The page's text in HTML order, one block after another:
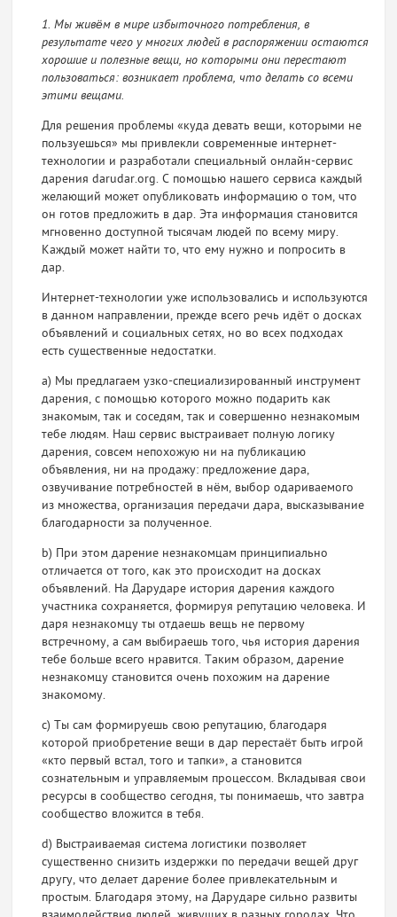
1. Мы живём в мире избыточного потребления, в
результате чего у многих людей в распоряжении остаются
хорошие и полезные вещи, но которыми они перестают
пользоваться: возникает проблема, что делать со всеми
этими вещами.
Для решения проблемы «куда девать вещи, которыми не
пользуешься» мы привлекли современные интернет-
технологии и разработали специальный онлайн-сервис
дарения darudar.org. С помощью нашего сервиса каждый
желающий может опубликовать информацию о том, что
он готов предложить в дар. Эта информация становится
мгновенно доступной тысячам людей по всему миру.
Каждый может найти то, что ему нужно и попросить в
дар.
Интернет-технологии уже использовались и используются
в данном направлении, прежде всего речь идёт о досках
объявлений и социальных сетях, но во всех подходах
есть существенные недостатки.
a) Мы предлагаем узко-специализированный инструмент
дарения, с помощью которого можно подарить как
знакомым, так и соседям, так и совершенно незнакомым
тебе людям. Наш сервис выстраивает полную логику
дарения, совсем непохожую ни на публикацию
объявления, ни на продажу: предложение дара,
озвучивание потребностей в нём, выбор одариваемого
из множества, организация передачи дара, высказывание
благодарности за полученное.
b) При этом дарение незнакомцам принципиально
отличается от того, как это происходит на досках
объявлений. На Дарударе история дарения каждого
участника сохраняется, формируя репутацию человека. И
даря незнакомцу ты отдаешь вещь не первому
встречному, а сам выбираешь того, чья история дарения
тебе больше всего нравится. Таким образом, дарение
незнакомцу становится очень похожим на дарение
знакомому.
c) Ты сам формируешь свою репутацию, благодаря
которой приобретение вещи в дар перестаёт быть игрой
«кто первый встал, того и тапки», а становится
сознательным и управляемым процессом. Вкладывая свои
ресурсы в сообщество сегодня, ты понимаешь, что завтра
сообщество вложится в тебя.
d) Выстраиваемая система логистики позволяет
существенно снизить издержки по передачи вещей друг
другу, что делает дарение более привлекательным и
простым. Благодаря этому, на Дарударе сильно развиты